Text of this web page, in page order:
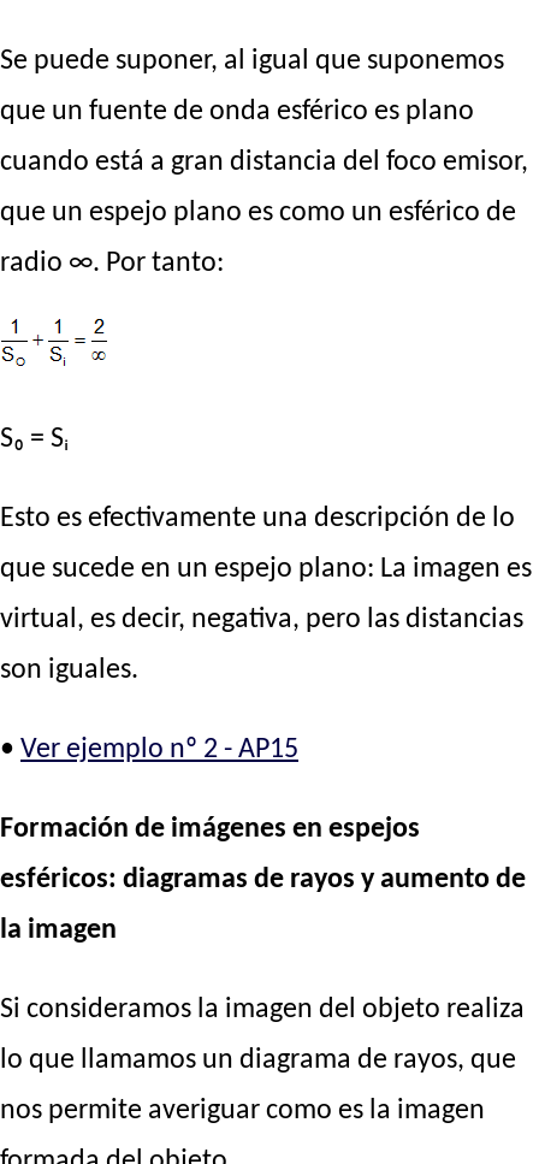
Se puede suponer, al igual que suponemos
que un fuente de onda esférico es plano
cuando está a gran distancia del foco emisor,
que un espejo plano es como un esférico de
radio ∞. Por tanto:
S₀ = Sᵢ
Esto es efectivamente una descripción de lo
que sucede en un espejo plano: La imagen es
virtual, es decir, negativa, pero las distancias
son iguales.
• Ver ejemplo nº 2 - AP15
Formación de imágenes en espejos
esféricos: diagramas de rayos y aumento de
la imagen
Si consideramos la imagen del objeto realiza
lo que llamamos un diagrama de rayos, que
nos permite averiguar como es la imagen